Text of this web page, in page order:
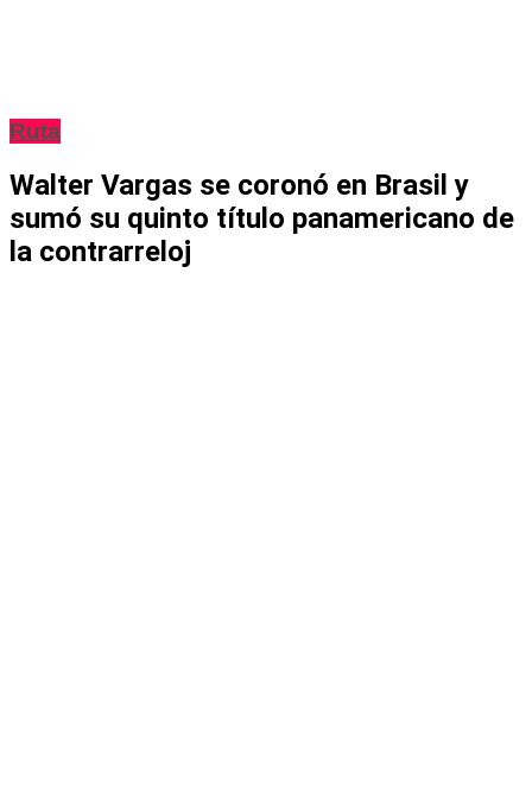
Ruta
Walter Vargas se coronó en Brasil y
sumó su quinto título panamericano de
la contrarreloj